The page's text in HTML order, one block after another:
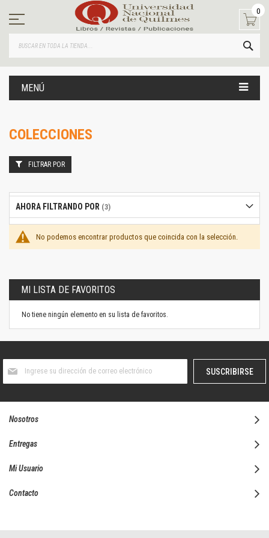
contenido
0
MENÚ
COLECCIONES
No podemos encontrar productos que coincida con la selección.
FILTRAR POR
AHORA FILTRANDO POR
MI LISTA DE FAVORITOS
No tiene ningún elemento en su lista de favoritos.
boletín
SUSCRIBIRSE
Nosotros
Entregas
Mi Usuario
Contacto